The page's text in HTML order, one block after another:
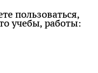
пользоваться,
учебы, работы: